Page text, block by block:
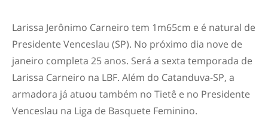
Larissa Jerônimo Carneiro tem 1m65cm e é natural de
Presidente Venceslau (SP). No próximo dia nove de
janeiro completa 25 anos. Será a sexta temporada de
Larissa Carneiro na LBF. Além do Catanduva-SP, a
armadora já atuou também no Tietê e no Presidente
Venceslau na Liga de Basquete Feminino.